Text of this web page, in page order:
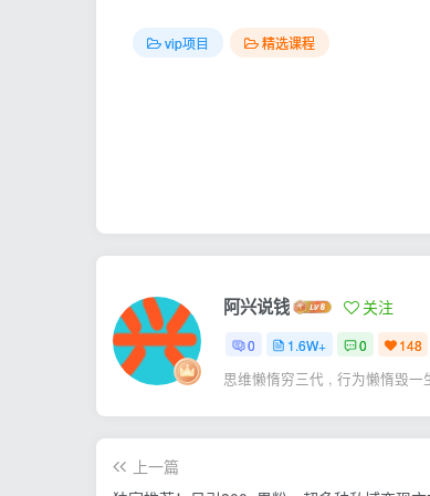
vip项目 精选课程
阿兴说钱 关注
0 1.6W+ 0 148
思维懒惰穷三代 , 行为懒惰毁一
上一篇